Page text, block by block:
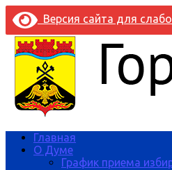
Версия сайта для
Главная
О Думе
График приема